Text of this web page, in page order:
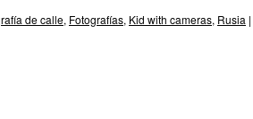
de calle, Fotografías, Kid with cameras, Rusia |